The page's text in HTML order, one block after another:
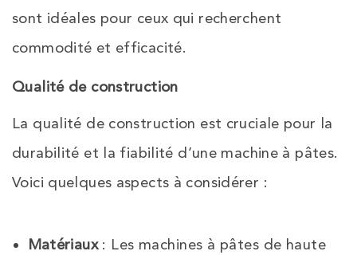
sont idéales pour ceux qui recherchent
commodité et efficacité.
Qualité de construction
La qualité de construction est cruciale pour la
durabilité et la fiabilité d’une machine à pâtes.
Voici quelques aspects à considérer :
Matériaux: Les machines à pâtes de haute